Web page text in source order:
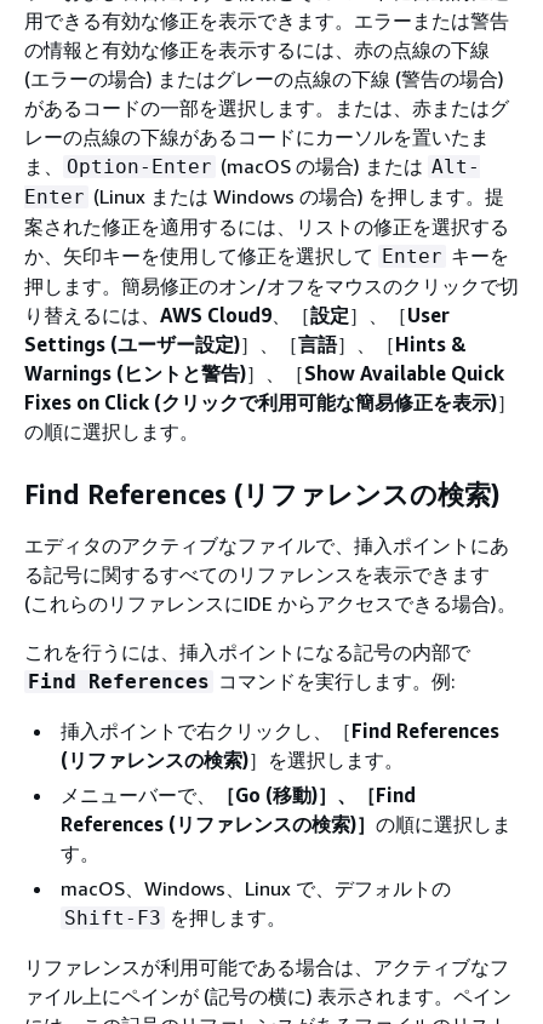
用できる有効な修正を表示できます。エラーまたは警告
の情報と有効な修正を表示するには、赤の点線の下線
(エラーの場合) またはグレーの点線の下線 (警告の場合)
があるコードの一部を選択します。または、赤またはグ
レーの点線の下線があるコードにカーソルを置いたま
ま、
Option-Enter (macOS の場合) または Alt-
Enter (Linux または Windows の場合) を押します。提
案された修正を適用するには、リストの修正を選択する
か、矢印キーを使用して修正を選択して Enter キーを
押します。簡易修正のオン/オフをマウスのクリックで切
り替えるには、 AWS Cloud9 、［設定］、［User
Settings (ユーザー設定)］、［言語］、［Hints &
Warnings (ヒントと警告)］、［Show Available Quick
Fixes on Click (クリックで利用可能な簡易修正を表示)］
の順に選択します。
Find References (リファレンスの検索)
エディタのアクティブなファイルで、挿入ポイントにあ
る記号に関するすべてのリファレンスを表示できます
(これらのリファレンスにIDE からアクセスできる場合)。
これを行うには、挿入ポイントになる記号の内部で
Find References コマンドを実行します。例:
挿入ポイントで右クリックし、［Find References
(リファレンスの検索)］を選択します。
メニューバーで、
［Go (移動)］、［Find
References (リファレンスの検索)］ の順に選択しま
す。
macOS、Windows、Linux で、デフォルトの
Shift-F3 を押します。
リファレンスが利用可能である場合は、アクティブなフ
ァイル上にペインが (記号の横に) 表示されます。ペイン